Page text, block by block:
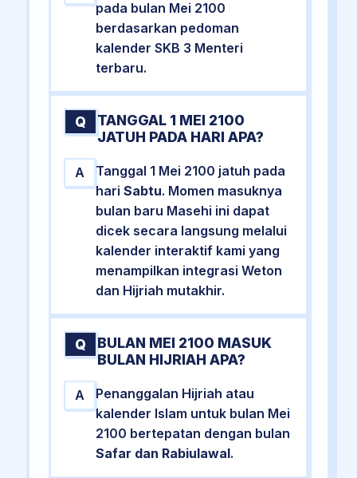
pada bulan Mei 2100
berdasarkan pedoman
kalender SKB 3 Menteri
terbaru.
Q
TANGGAL 1 MEI 2100
JATUH PADA HARI APA?
A
Tanggal 1 Mei 2100 jatuh pada
hari Sabtu. Momen masuknya
bulan baru Masehi ini dapat
dicek secara langsung melalui
kalender interaktif kami yang
menampilkan integrasi Weton
dan Hijriah mutakhir.
Q
BULAN MEI 2100 MASUK
BULAN HIJRIAH APA?
A
Penanggalan Hijriah atau
kalender Islam untuk bulan Mei
2100 bertepatan dengan bulan
Safar dan Rabiulawal.